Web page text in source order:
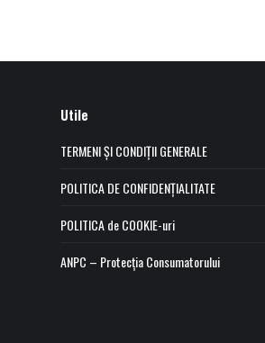
Utile
TERMENI ȘI CONDIȚII GENERALE
POLITICA DE CONFIDENȚIALITATE
POLITICA de COOKIE-uri
ANPC – Protecția Consumatorului